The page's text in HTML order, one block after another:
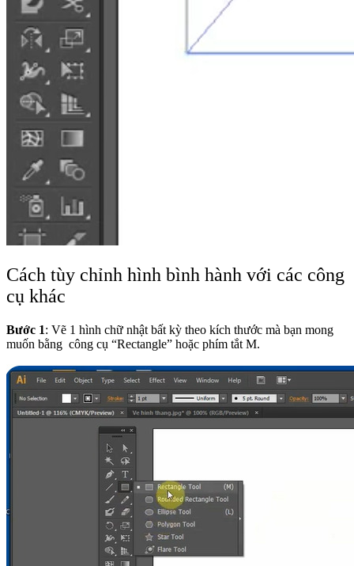
Cách tùy chỉnh hình bình hành với các công
cụ khác
Bước 1: Vẽ 1 hình chữ nhật bất kỳ theo kích thước mà bạn mong
muốn bằng công cụ “Rectangle” hoặc phím tắt M.